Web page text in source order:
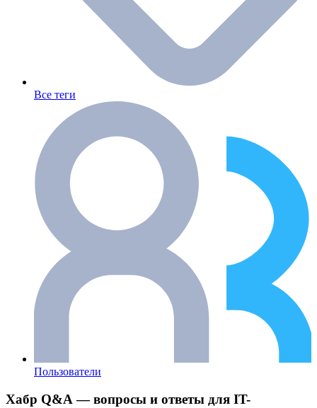
Все теги
Пользователи
Хабр Q&A — вопросы и ответы для IT-